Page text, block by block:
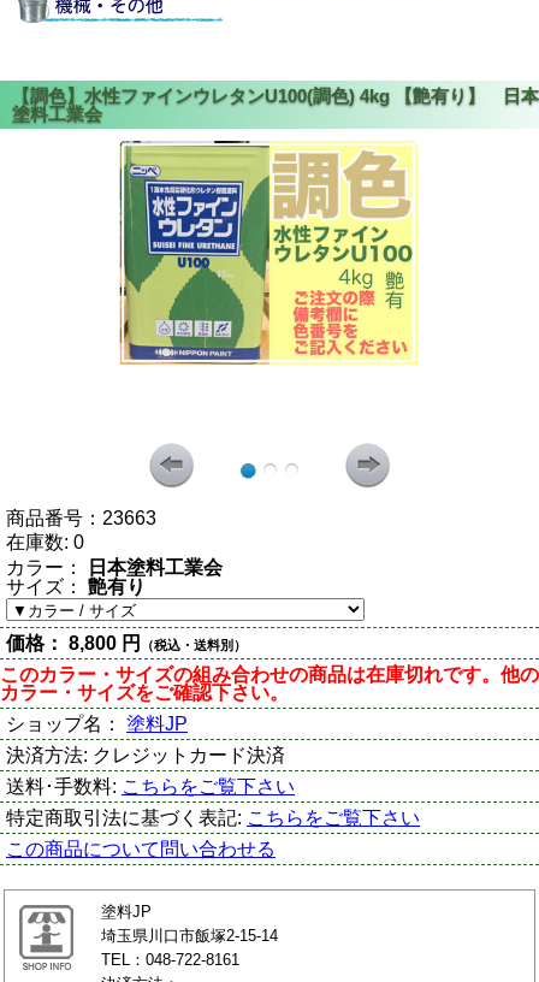
商品番号： 23663
在庫数: 0
カラー：
日本塗料工業会
サイズ：
艶有り
価格： 8,800 円 （税込・送料別）
このカラー・サイズの組み合わせの商品は在庫切れです。他の
カラー・サイズをご確認下さい。
ショップ名： 塗料JP
決済方法: クレジットカード決済
送料･手数料: こちらをご覧下さい
特定商取引法に基づく表記: こちらをご覧下さい
この商品について問い合わせる
塗料JP
埼玉県川口市飯塚2-15-14
TEL：048-722-8161